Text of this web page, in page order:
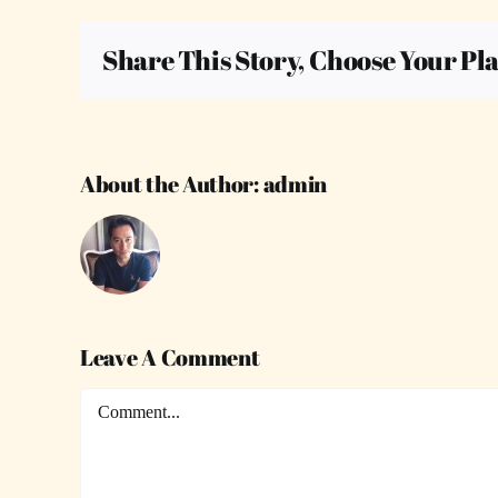
Share This Story, Choose Your
About the Author:admin
Leave A Comment
Comment